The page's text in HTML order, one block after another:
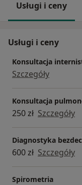
Usługi i ceny
Usługi i ceny
Konsultacja
Szczegóły
Konsultacja
250 zł Szczegóły
Diagnostyka
600 zł Szczegóły
Spirometria